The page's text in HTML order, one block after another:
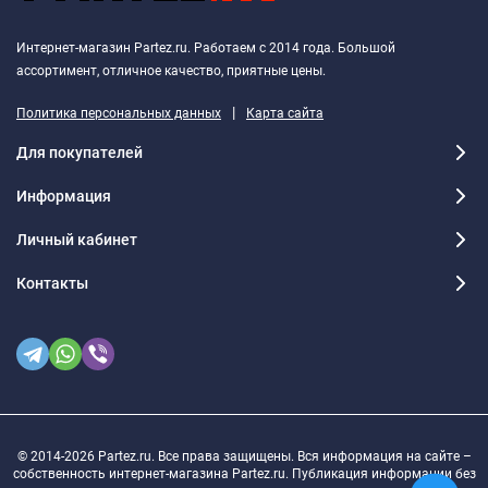
Интернет-магазин Partez.ru. Работаем с 2014 года. Большой
ассортимент, отличное качество, приятные цены.
Политика персональных данных | Карта сайта
Для покупателей
Информация
Личный кабинет
Контакты
© 2014-2026 Partez.ru. Все права защищены. Вся информация на сайте –
собственность интернет-магазина Partez.ru. Публикация информации без